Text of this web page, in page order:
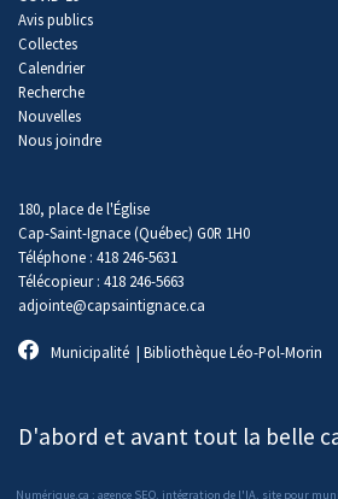
Avis publics
Collectes
Calendrier
Recherche
Nouvelles
Nous joindre
180, place de l'Église
Cap-Saint-Ignace (Québec) G0R 1H0
Téléphone : 418 246-5631
Télécopieur : 418 246-5663
adjointe@capsaintignace.ca
Municipalité | Bibliothèque Léo-Pol-Morin
D'abord et avant tout la belle
Numérique.ca :agence SEO, intégration de l'IA, site pour